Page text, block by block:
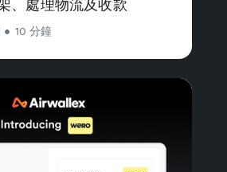
、處理物流及收款
• 10 分鐘